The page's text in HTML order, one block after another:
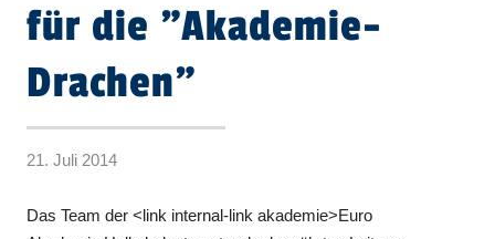
für die "Akademie-
Drachen"
21. Juli 2014
Das Team der <link internal-link akademie>Euro